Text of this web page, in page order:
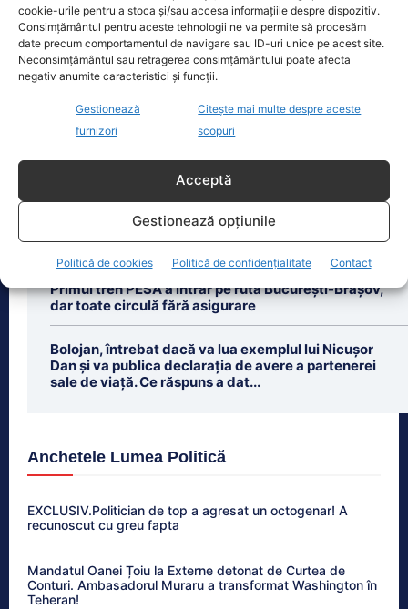
cookie-urile pentru a stoca și/sau accesa informațiile despre dispozitiv.
Consimțământul pentru aceste tehnologii ne va permite să procesăm
date precum comportamentul de navigare sau ID-uri unice pe acest site.
Neconsimțământul sau retragerea consimțământului poate afecta
negativ anumite caracteristici și funcții.
Gestionează
furnizori
Citește mai multe despre aceste
scopuri
Acceptă
Gestionează opțiunile
Politică de cookies Politică de confidențialitate Contact
august. Autoritățile au intrat în linie
dreaptă cu una dintre cele mai[...]
Guvernul lansează programul „Diaspora investește
acasă”. 100 de milioane de euro pentru românii care
revin în țară
Primul tren PESA a intrar pe ruta București-Brașov,
dar toate circulă fără asigurare
Bolojan, întrebat dacă va lua exemplul lui Nicușor
Dan și va publica declarația de avere a partenerei
sale de viață. Ce răspuns a dat...
Anchetele Lumea Politică
EXCLUSIV.Politician de top a agresat un octogenar! A
recunoscut cu greu fapta
Mandatul Oanei Țoiu la Externe detonat de Curtea de
Conturi. Ambasadorul Muraru a transformat Washington în
Teheran!